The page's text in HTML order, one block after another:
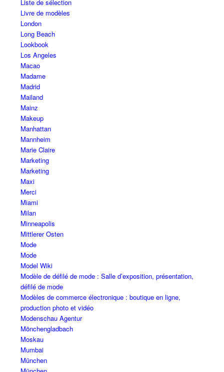
Liste de sélection
Livre de modèles
London
Long Beach
Lookbook
Los Angeles
Macao
Madame
Madrid
Mailand
Mainz
Makeup
Manhattan
Mannheim
Marie Claire
Marketing
Marketing
Maxi
Merci
Miami
Milan
Minneapolis
Mittlerer Osten
Mode
Mode
Model Wiki
Modèle de défilé de mode : Salle d’exposition, présentation,
défilé de mode
Modèles de commerce électronique : boutique en ligne,
production photo et vidéo
Modenschau Agentur
Mönchengladbach
Moskau
Mumbai
München